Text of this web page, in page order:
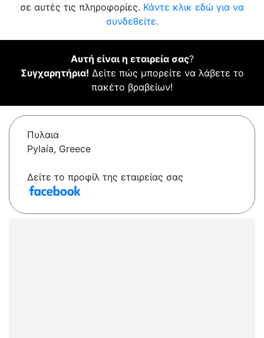
σε αυτές τις πληροφορίες. Κάντε κλικ εδώ για να
συνδεθείτε.
Αυτή είναι η εταιρεία σας?
Συγχαρητήρια! Δείτε πώς μπορείτε να λάβετε το
πακέτο βραβείων!
Πυλαια
Pylaía, Greece
Δείτε το προφίλ της εταιρείας σας